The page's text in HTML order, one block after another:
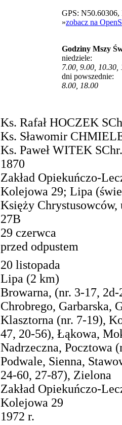
GPS: N50.60306,
»zobacz na
Godziny Mszy
niedziele:
7.00, 9.00, 10.30,
dni powszednie:
8.00, 18.00
Ks. Rafał HOCZEK
Ks. Sławomir
Ks. Paweł WITEK SChr.
1870
Zakład Opiekuńczo-
Kolejowa 29; Lipa
Księży
27B
29 czerwca
przed odpustem
20 listopada
Lipa (2 km)
Browarna, (nr. 3-17, 2d-
Chrobrego, Garbarska,
Klasztorna (nr. 7-19),
47, 20-56), Łąkowa,
Nadrzeczna, Pocztowa
Podwale, Sienna,
24-60, 27-87), Zielona
Zakład Opiekuńczo-
Kolejowa 29
1972 r.